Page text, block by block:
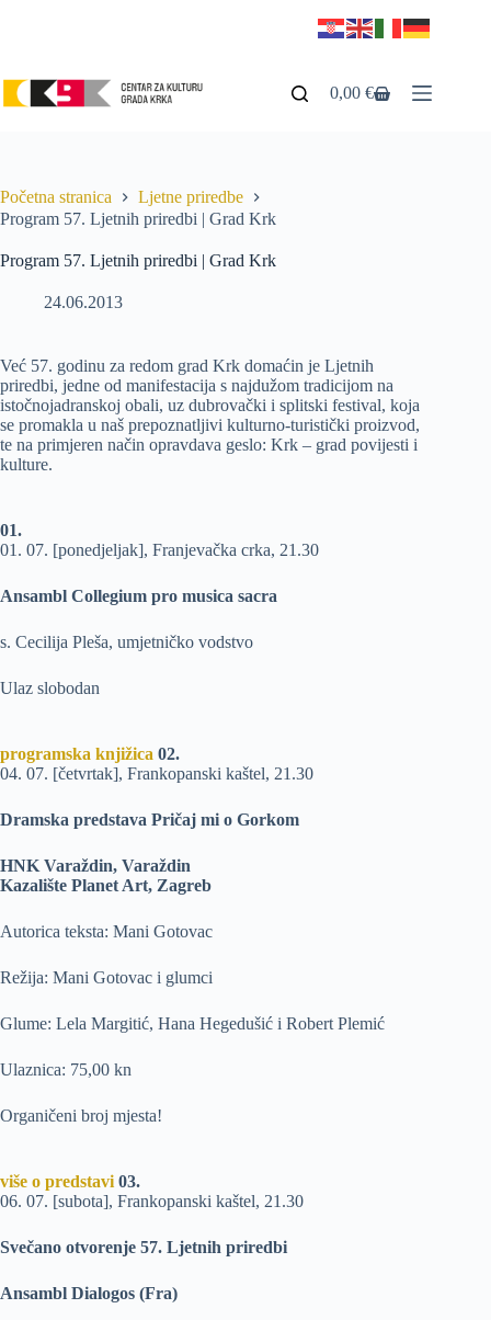
0,00€
Početna stranica
Ljetne priredbe
Program 57. Ljetnih priredbi | Grad Krk
Program 57. Ljetnih priredbi | Grad Krk
24.06.2013
Već 57. godinu za redom grad Krk domaćin je Ljetnih
priredbi, jedne od manifestacija s najdužom tradicijom na
istočnojadranskoj obali, uz dubrovački i splitski festival, koja
se promakla u naš prepoznatljivi kulturno-turistički proizvod,
te na primjeren način opravdava geslo: Krk – grad povijesti i
kulture.
01.
01. 07. [ponedjeljak], Franjevačka crka, 21.30
Ansambl Collegium pro musica sacra
s. Cecilija Pleša, umjetničko vodstvo
Ulaz slobodan
programska knjižica 02.
04. 07. [četvrtak], Frankopanski kaštel, 21.30
Dramska predstava Pričaj mi o Gorkom
HNK Varaždin, Varaždin
Kazalište Planet Art, Zagreb
Autorica teksta: Mani Gotovac
Režija: Mani Gotovac i glumci
Glume: Lela Margitić, Hana Hegedušić i Robert Plemić
Ulaznica: 75,00 kn
Organičeni broj mjesta!
više o predstavi 03.
06. 07. [subota], Frankopanski kaštel, 21.30
Svečano otvorenje 57. Ljetnih priredbi
Ansambl Dialogos (Fra)